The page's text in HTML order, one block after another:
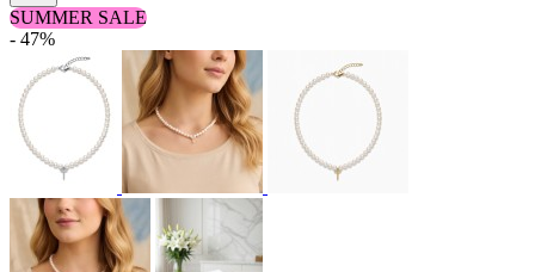
SUMMER SALE
- 47%